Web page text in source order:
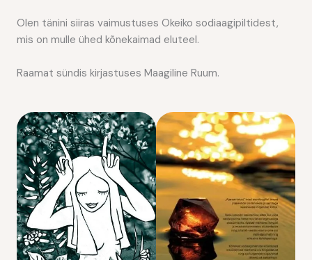
Olen tänini siiras vaimustuses Okeiko sodiaagipiltidest,
mis on mulle ühed kõnekaimad eluteel.
Raamat sündis kirjastuses Maagiline Ruum.